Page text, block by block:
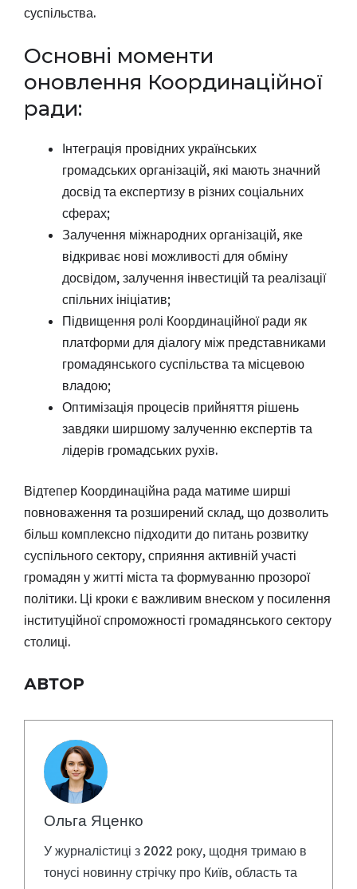
суспільства.
Основні моменти
оновлення Координаційної
ради:
Інтеграція провідних українських
громадських організацій, які мають значний
досвід та експертизу в різних соціальних
сферах;
Залучення міжнародних організацій, яке
відкриває нові можливості для обміну
досвідом, залучення інвестицій та реалізації
спільних ініціатив;
Підвищення ролі Координаційної ради як
платформи для діалогу між представниками
громадянського суспільства та місцевою
владою;
Оптимізація процесів прийняття рішень
завдяки ширшому залученню експертів та
лідерів громадських рухів.
Відтепер Координаційна рада матиме ширші
повноваження та розширений склад, що дозволить
більш комплексно підходити до питань розвитку
суспільного сектору, сприяння активній участі
громадян у житті міста та формуванню прозорої
політики. Ці кроки є важливим внеском у посилення
інституційної спроможності громадянського сектору
столиці.
АВТОР
Ольга Яценко
У журналістиці з 2022 року, щодня тримаю в
тонусі новинну стрічку про Київ, область та